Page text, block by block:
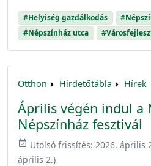
#Helyiség gazdálkodás
#Népszínház utca
Otthon Hirdetőtábla Hírek
Április végén indul a
Népszínház fesztivál
event_available Utolsó frissítés: 2026. április
április 2.)